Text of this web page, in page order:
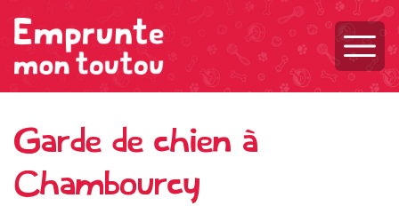
Garde de chien à
Chambourcy